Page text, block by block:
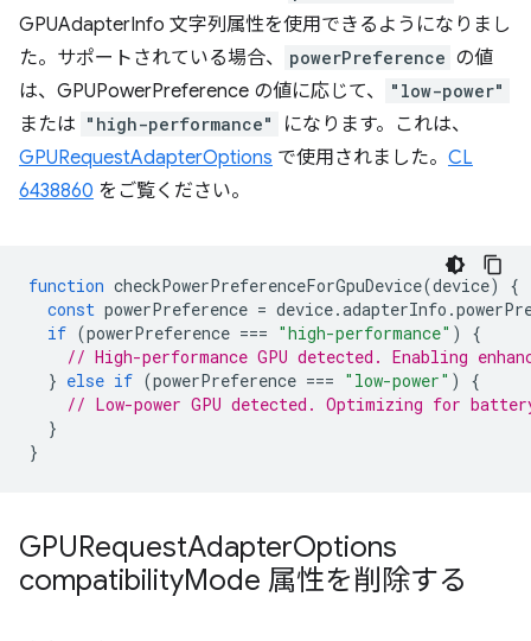
GPUAdapterInfo 文字列属性を使用できるようになりまし
た。サポートされている場合、
powerPreference の値
は、GPUPowerPreference の値に応じて、
"low-power"
または "high-performance"
になります。これは、
GPURequestAdapterOptions で使用されました。 CL
6438860 をご覧ください。
function checkPowerPreferenceForGpuDevice(device)
{
const powerPreference = device.adapterInfo .
if (powerPreference === "high-performance" )
{
// High-performance GPU detected. Enabling
} else if (powerPreference === "low-power" )
{
// Low-power GPU detected. Optimizing for
}
}
GPURequestAdapterOptions
compatibilityMode 属性を削除する